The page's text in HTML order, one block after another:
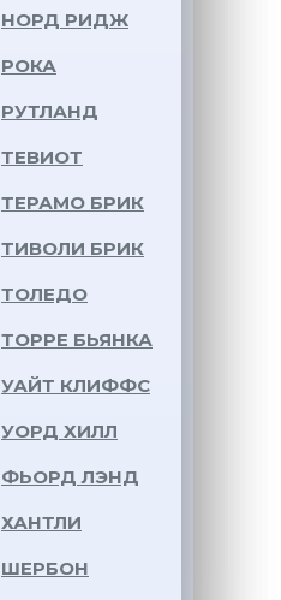
НОРД РИДЖ
РОКА
РУТЛАНД
ТЕВИОТ
ТЕРАМО БРИК
ТИВОЛИ БРИК
ТОЛЕДО
ТОРРЕ БЬЯНКА
УАЙТ КЛИФФС
УОРД ХИЛЛ
ФЬОРД ЛЭНД
ХАНТЛИ
ШЕРБОН